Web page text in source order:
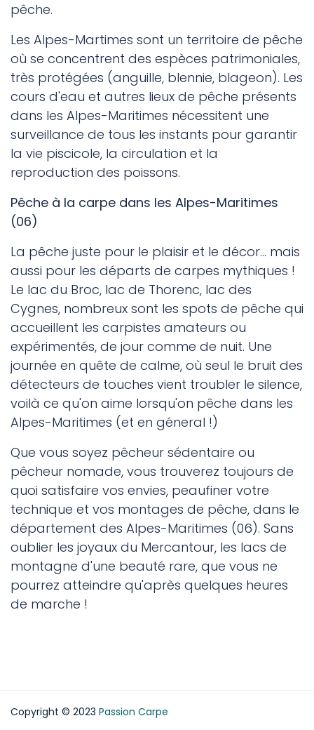
pêche.
Les Alpes-Martimes sont un territoire de pêche
où se concentrent des espèces patrimoniales,
très protégées (anguille, blennie, blageon). Les
cours d'eau et autres lieux de pêche présents
dans les Alpes-Maritimes nécessitent une
surveillance de tous les instants pour garantir
la vie piscicole, la circulation et la
reproduction des poissons.
Pêche à la carpe dans les Alpes-Maritimes
(06)
La pêche juste pour le plaisir et le décor... mais
aussi pour les départs de carpes mythiques !
Le lac du Broc, lac de Thorenc, lac des
Cygnes, nombreux sont les spots de pêche qui
accueillent les carpistes amateurs ou
expérimentés, de jour comme de nuit. Une
journée en quête de calme, où seul le bruit des
détecteurs de touches vient troubler le silence,
voilà ce qu'on aime lorsqu'on pêche dans les
Alpes-Maritimes (et en géneral !)
Que vous soyez pêcheur sédentaire ou
pêcheur nomade, vous trouverez toujours de
quoi satisfaire vos envies, peaufiner votre
technique et vos montages de pêche, dans le
département des Alpes-Maritimes (06). Sans
oublier les joyaux du Mercantour, les lacs de
montagne d'une beauté rare, que vous ne
pourrez atteindre qu'après quelques heures
de marche !
Etang carpe Picardie
Etang carpe Haute-Normandie
Etang carpe Somme
Copyright © 2023 Passion Carpe